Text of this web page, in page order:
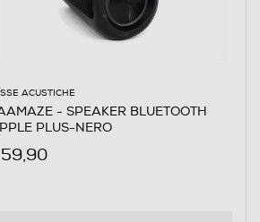
ACUSTICHE
- SPEAKER BLUETOOTH
PLUS-NERO